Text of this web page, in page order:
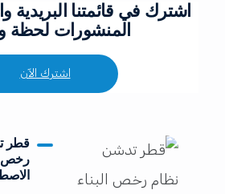
اشترك في قائمتنا
المنشورات لحظة
اشترك الآن
قطر
رخص